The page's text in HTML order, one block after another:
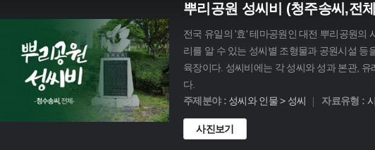
뿌리공원 성씨비 (청주송씨,전
전국 유일의 '효' 테마공원인 대전 뿌리공원의
리를 알 수 있는 성씨별 조형물과 공원시설 등
육장이다. 성씨비에는 각 성씨와 성과 본관, 유
다.
주제분야 :성씨와 인물 > 성씨 자료유형 :
사진보기